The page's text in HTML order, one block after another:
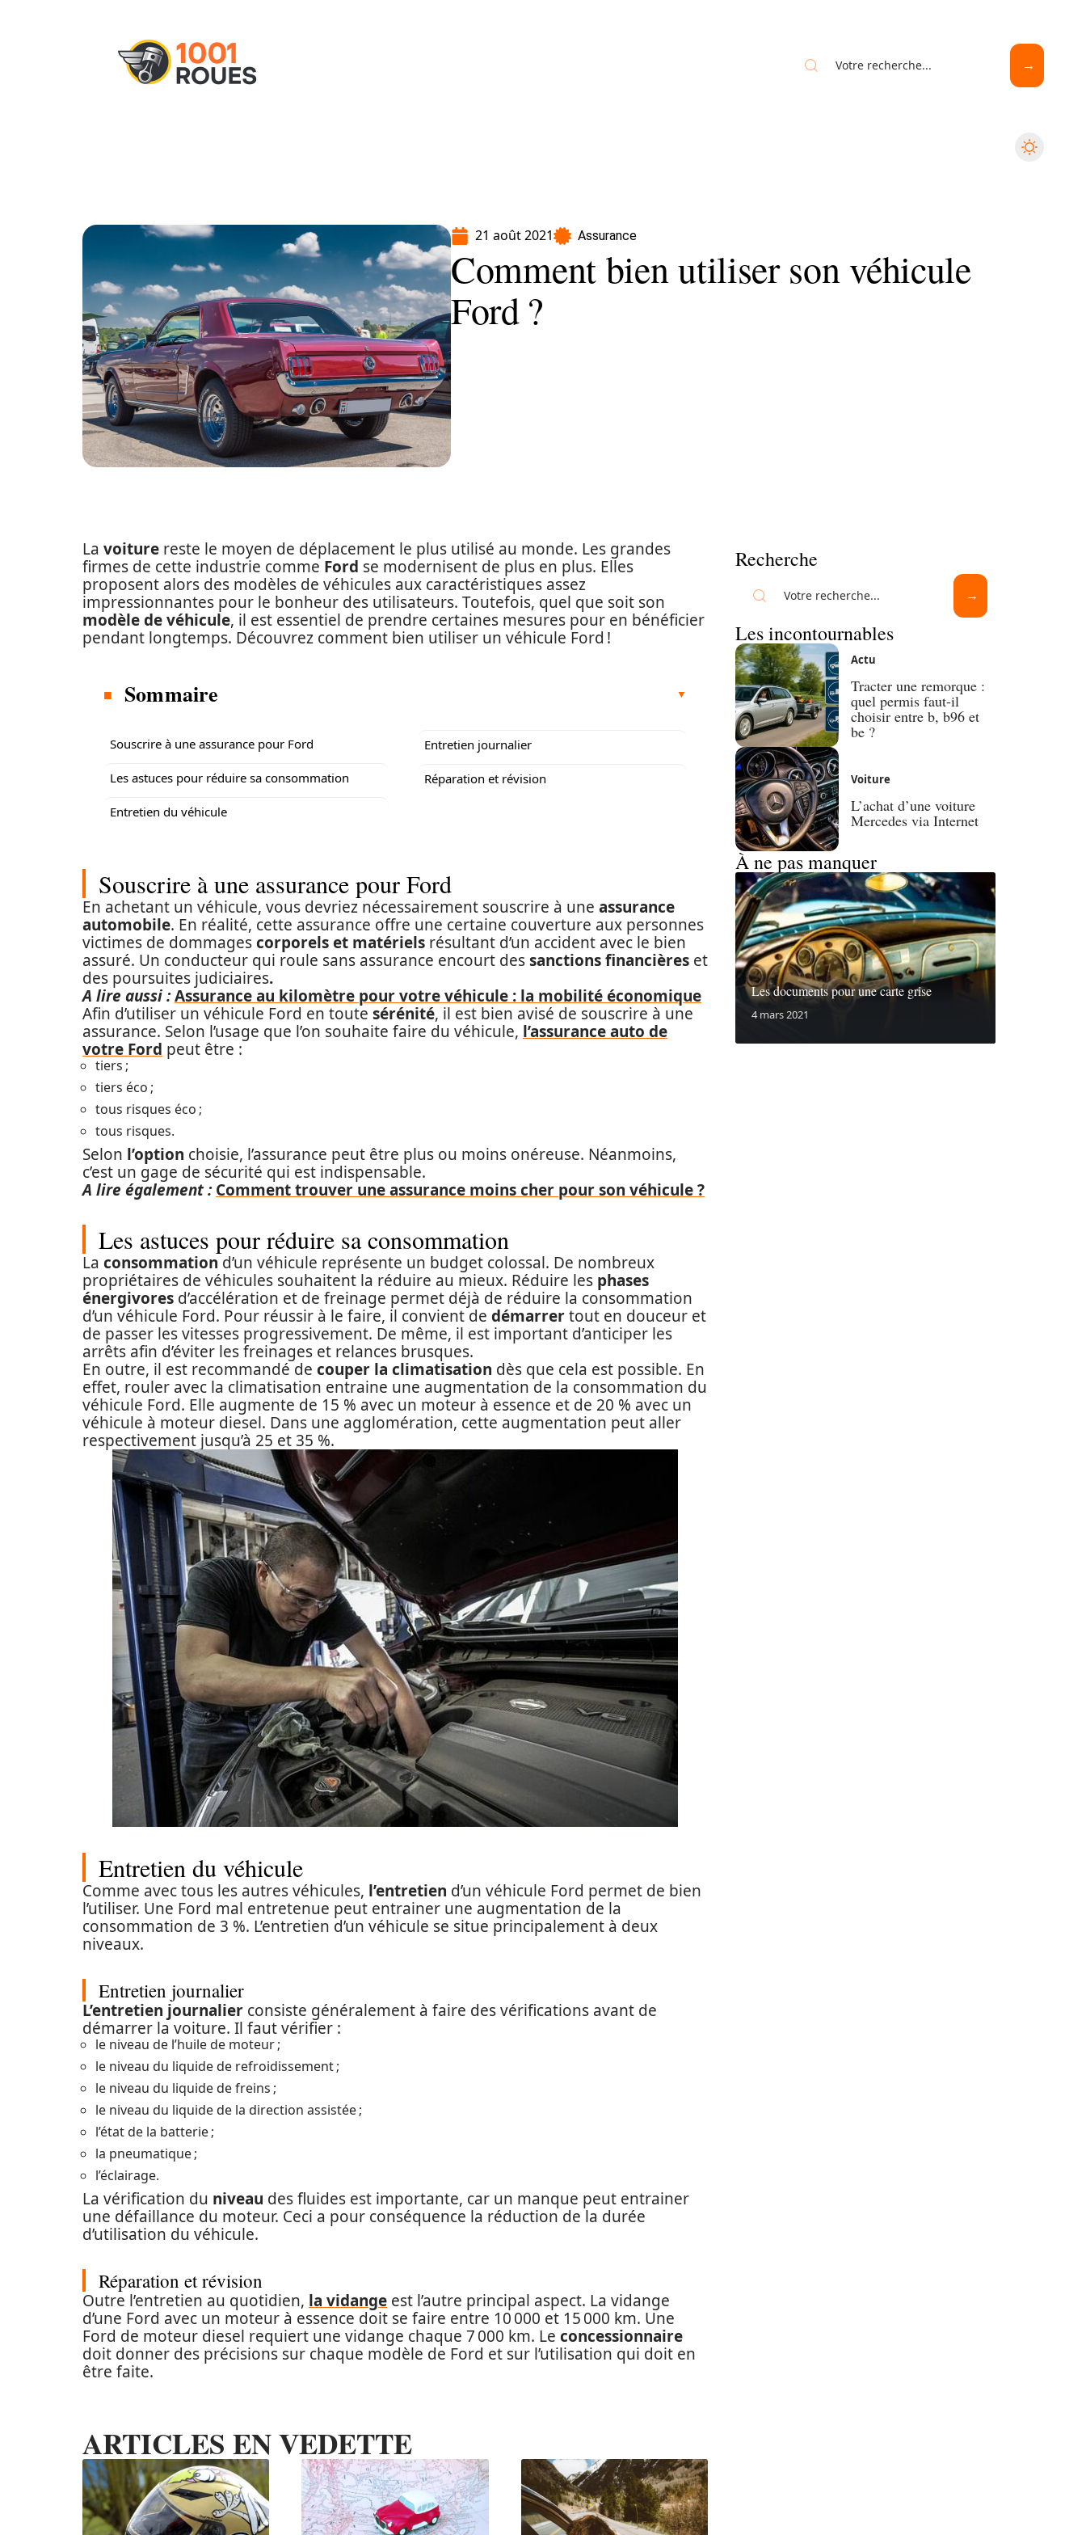
21 août 2021 Assurance
Comment bien utiliser son véhicule
Ford ?
La voiture reste le moyen de déplacement le plus utilisé au monde. Les grandes
firmes de cette industrie comme Ford se modernisent de plus en plus. Elles
proposent alors des modèles de véhicules aux caractéristiques assez
impressionnantes pour le bonheur des utilisateurs. Toutefois, quel que soit son
modèle de véhicule, il est essentiel de prendre certaines mesures pour en bénéficier
pendant longtemps. Découvrez comment bien utiliser un véhicule Ford !
Sommaire
Souscrire à une assurance pour Ford
Les astuces pour réduire sa consommation
Entretien du véhicule
Entretien journalier
Réparation et révision
Souscrire à une assurance pour Ford
En achetant un véhicule, vous devriez nécessairement souscrire à une assurance
automobile. En réalité, cette assurance offre une certaine couverture aux personnes
victimes de dommagescorporels et matériels résultant d’un accident avec le bien
assuré. Un conducteur qui roule sans assurance encourt dessanctions financières et
des poursuites judiciaires.
A lire aussi :Assurance au kilomètre pour votre véhicule : la mobilité économique
Afin d’utiliser un véhicule Ford en toute sérénité, il est bien avisé de souscrire à une
assurance. Selon l’usage que l’on souhaite faire du véhicule, l’assurance auto de
votre Ford peut être :
tiers ;
tiers éco ;
tous risques éco ;
tous risques.
Selon l’option choisie, l’assurance peut être plus ou moins onéreuse. Néanmoins,
c’est un gage de sécurité qui est indispensable.
A lire également : Comment trouver une assurance moins cher pour son véhicule ?
Les astuces pour réduire sa consommation
La consommation d’un véhicule représente un budget colossal. De nombreux
propriétaires de véhicules souhaitent la réduire au mieux. Réduire les phases
énergivores d’accélération et de freinage permet déjà de réduire la consommation
d’un véhicule Ford. Pour réussir à le faire, il convient de démarrertout en douceur et
de passer les vitesses progressivement. De même, il est important d’anticiper les
arrêts afin d’éviter les freinages et relances brusques.
En outre, il est recommandé de couper la climatisation dès que cela est possible. En
effet, rouler avec la climatisation entraine une augmentation de la consommation du
véhicule Ford. Elle augmente de 15 % avec un moteur à essence et de 20 % avec un
véhicule à moteur diesel. Dans une agglomération, cette augmentation peut aller
respectivement jusqu’à 25 et 35 %.
Entretien du véhicule
Comme avec tous les autres véhicules, l’entretien d’un véhicule Ford permet de bien
l’utiliser. Une Ford mal entretenue peut entrainer une augmentation de la
consommation de 3 %. L’entretien d’un véhicule se situe principalement à deux
niveaux.
Entretien journalier
L’entretien journalier consiste généralement à faire des vérifications avant de
démarrer la voiture. Il faut vérifier :
le niveau de l’huile de moteur ;
le niveau du liquide de refroidissement ;
le niveau du liquide de freins ;
le niveau du liquide de la direction assistée ;
l’état de la batterie ;
la pneumatique ;
l’éclairage.
La vérification du niveau des fluides est importante, car un manque peut entrainer
une défaillance du moteur. Ceci a pour conséquence la réduction de la durée
d’utilisation du véhicule.
Réparation et révision
Outre l’entretien au quotidien, la vidange est l’autre principal aspect. La vidange
d’une Ford avec un moteur à essence doit se faire entre 10 000 et 15 000 km. Une
Ford de moteur diesel requiert une vidange chaque 7 000 km. Le concessionnaire
doit donner des précisions sur chaque modèle de Ford et sur l’utilisation qui doit en
être faite.
ARTICLES EN VEDETTE
Recherche
Les incontournables
Actu
Tracter une remorque :
quel permis faut-il
choisir entre b, b96 et
be ?
Voiture
L’achat d’une voiture
Mercedes via Internet
À ne pas manquer
Les documents pour une carte grise
4 mars 2021